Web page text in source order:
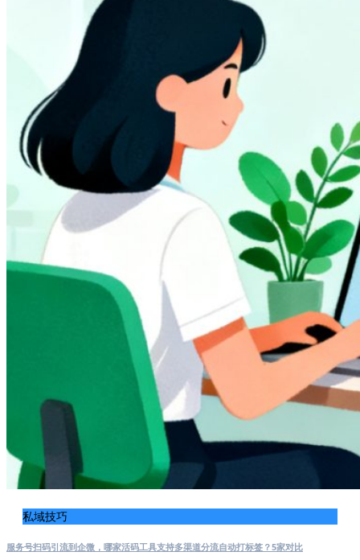
私域技巧
服务号扫码引流到企微，哪家活码工具支持多渠道分流自动打标签？5家对比